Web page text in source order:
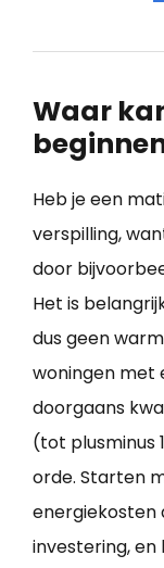
Waar
Heb je een
verspilling,
door
Het is
dus geen
woningen met
doorgaans
(tot plusminus
orde. Starten
energiekosten
investering,